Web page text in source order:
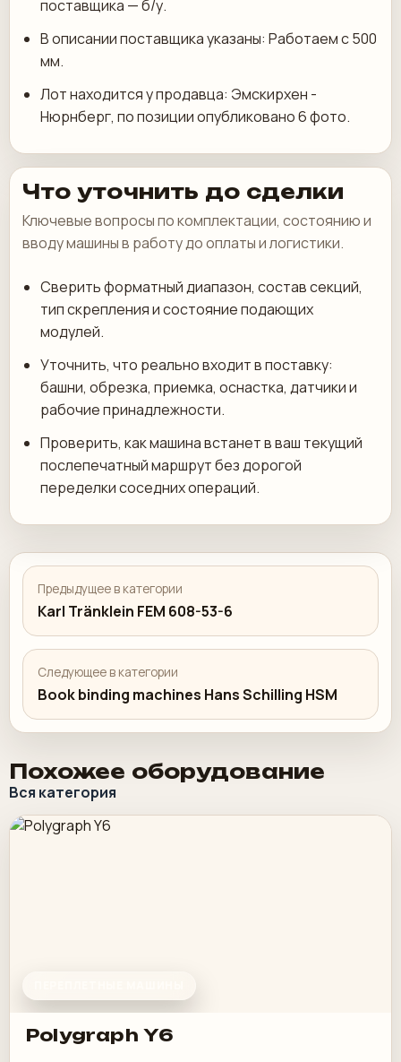
поставщика — б/у.
В описании поставщика указаны: Работаем с 500
мм.
Лот находится у продавца: Эмскирхен -
Нюрнберг, по позиции опубликовано 6 фото.
Что уточнить до сделки
Ключевые вопросы по комплектации, состоянию и
вводу машины в работу до оплаты и логистики.
Сверить форматный диапазон, состав секций,
тип скрепления и состояние подающих
модулей.
Уточнить, что реально входит в поставку:
башни, обрезка, приемка, оснастка, датчики и
рабочие принадлежности.
Проверить, как машина встанет в ваш текущий
послепечатный маршрут без дорогой
переделки соседних операций.
Предыдущее в категории
Karl Tränklein FEM 608-53-6
Следующее в категории
Book binding machines Hans Schilling HSM
Похожее оборудование
Вся категория
Polygraph Y6